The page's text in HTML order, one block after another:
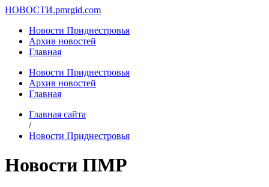
НОВОСТИ.pmrgid.com
Новости Приднестровья
Архив новостей
Главная
Новости Приднестровья
Архив новостей
Главная
Главная сайта
/
Новости Приднестровья
Новости ПМР